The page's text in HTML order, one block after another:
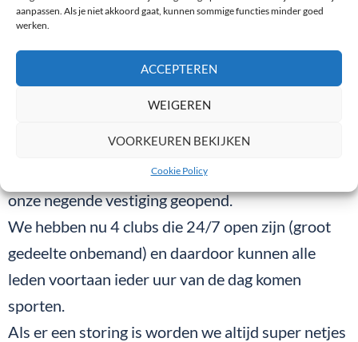
aanpassen. Als je niet akkoord gaat, kunnen sommige functies minder goed
werken.
ACCEPTEREN
WEIGEREN
VOORKEUREN BEKIJKEN
Cookie Policy
Prima service van Bert, Marco & co!”
Suzy Claes,Spirit Fitness & Healthclub, Westerlo (B)
FitMan hebben gekozen.
Destijds hadden we 1 club en onlangs hebben we
onze negende vestiging geopend.
We hebben nu 4 clubs die 24/7 open zijn (groot
gedeelte onbemand) en daardoor kunnen alle
leden voortaan ieder uur van de dag komen
sporten.
Als er een storing is worden we altijd super netjes